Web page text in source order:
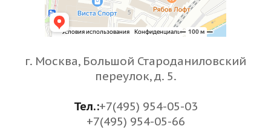
г. Москва, Большой Староданиловский
переулок, д. 5.
Тел.:+7(495) 954-05-03
+7(495) 954-05-66